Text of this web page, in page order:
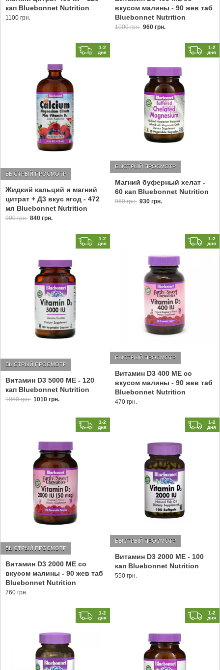
кап Bluebonnet Nutrition
1100 грн.
вкусом малины - 90 жев таб
Bluebonnet Nutrition
1000 грн. 960 грн.
1-2
дня
Жидкий кальций и магний
цитрат + Д3 вкус ягод - 472
мл Bluebonnet Nutrition
БЫСТРЫЙ ПРОСМОТР
900 грн. 840 грн.
1-2
дня
Магний буферный хелат -
60 кап Bluebonnet Nutrition
БЫСТРЫЙ ПРОСМОТР
960 грн. 930 грн.
1-2
дня
Витамин D3 5000 МЕ - 120
кап Bluebonnet Nutrition
БЫСТРЫЙ ПРОСМОТР
1050 грн. 1010 грн.
1-2
дня
Витамин D3 400 МЕ со
вкусом малины - 90 жев таб
Bluebonnet Nutrition
БЫСТРЫЙ ПРОСМОТР
470 грн.
1-2
дня
Витамин D3 2000 МЕ со
вкусом малины - 90 жев таб
Bluebonnet Nutrition
БЫСТРЫЙ ПРОСМОТР
760 грн.
1-2
дня
Витамин D3 2000 МЕ - 100
кап Bluebonnet Nutrition
БЫСТРЫЙ ПРОСМОТР
550 грн.
1-2
дня
1-2
дня